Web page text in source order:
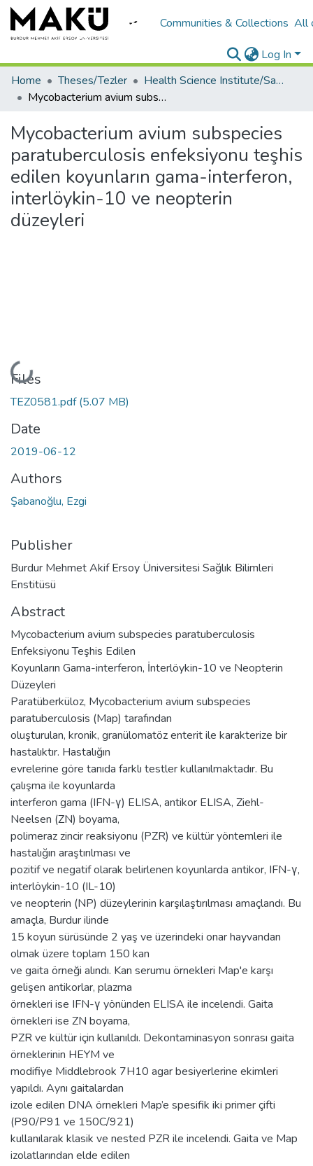
Communities & Collections All
Log In
Home
Theses/Tezler
Health Science Institute/Sağlık Bilimleri Enstitüsü
Mycobacterium avium subspecies paratuberculosis enfeksiyonu teşhis edilen koyunların gama-interferon, interlöykin-10 ve neopterin düzeyleri
Mycobacterium avium subspecies
paratuberculosis enfeksiyonu teşhis
edilen koyunların gama-interferon,
interlöykin-10 ve neopterin
düzeyleri
Loading...
Files
TEZ0581.pdf(5.07 MB)
Date
2019-06-12
Authors
Şabanoğlu, Ezgi
Publisher
Burdur Mehmet Akif Ersoy Üniversitesi Sağlık Bilimleri
Enstitüsü
Abstract
Mycobacterium avium subspecies paratuberculosis
Enfeksiyonu Teşhis Edilen
Koyunların Gama-interferon, İnterlöykin-10 ve Neopterin
Düzeyleri
Paratüberküloz, Mycobacterium avium subspecies
paratuberculosis (Map) tarafından
oluşturulan, kronik, granülomatöz enterit ile karakterize bir
hastalıktır. Hastalığın
evrelerine göre tanıda farklı testler kullanılmaktadır. Bu
çalışma ile koyunlarda
interferon gama (IFN-γ) ELISA, antikor ELISA, Ziehl-
Neelsen (ZN) boyama,
polimeraz zincir reaksiyonu (PZR) ve kültür yöntemleri ile
hastalığın araştırılması ve
pozitif ve negatif olarak belirlenen koyunlarda antikor, IFN-γ,
interlöykin-10 (IL-10)
ve neopterin (NP) düzeylerinin karşılaştırılması amaçlandı. Bu
amaçla, Burdur ilinde
15 koyun sürüsünde 2 yaş ve üzerindeki onar hayvandan
olmak üzere toplam 150 kan
ve gaita örneği alındı. Kan serumu örnekleri Map'e karşı
gelişen antikorlar, plazma
örnekleri ise IFN-γ yönünden ELISA ile incelendi. Gaita
örnekleri ise ZN boyama,
PZR ve kültür için kullanıldı. Dekontaminasyon sonrası gaita
örneklerinin HEYM ve
modifiye Middlebrook 7H10 agar besiyerlerine ekimleri
yapıldı. Aynı gaitalardan
izole edilen DNA örnekleri Map’e spesifik iki primer çifti
(P90/P91 ve 150C/921)
kullanılarak klasik ve nested PZR ile incelendi. Gaita ve Map
izolatlarından elde edilen